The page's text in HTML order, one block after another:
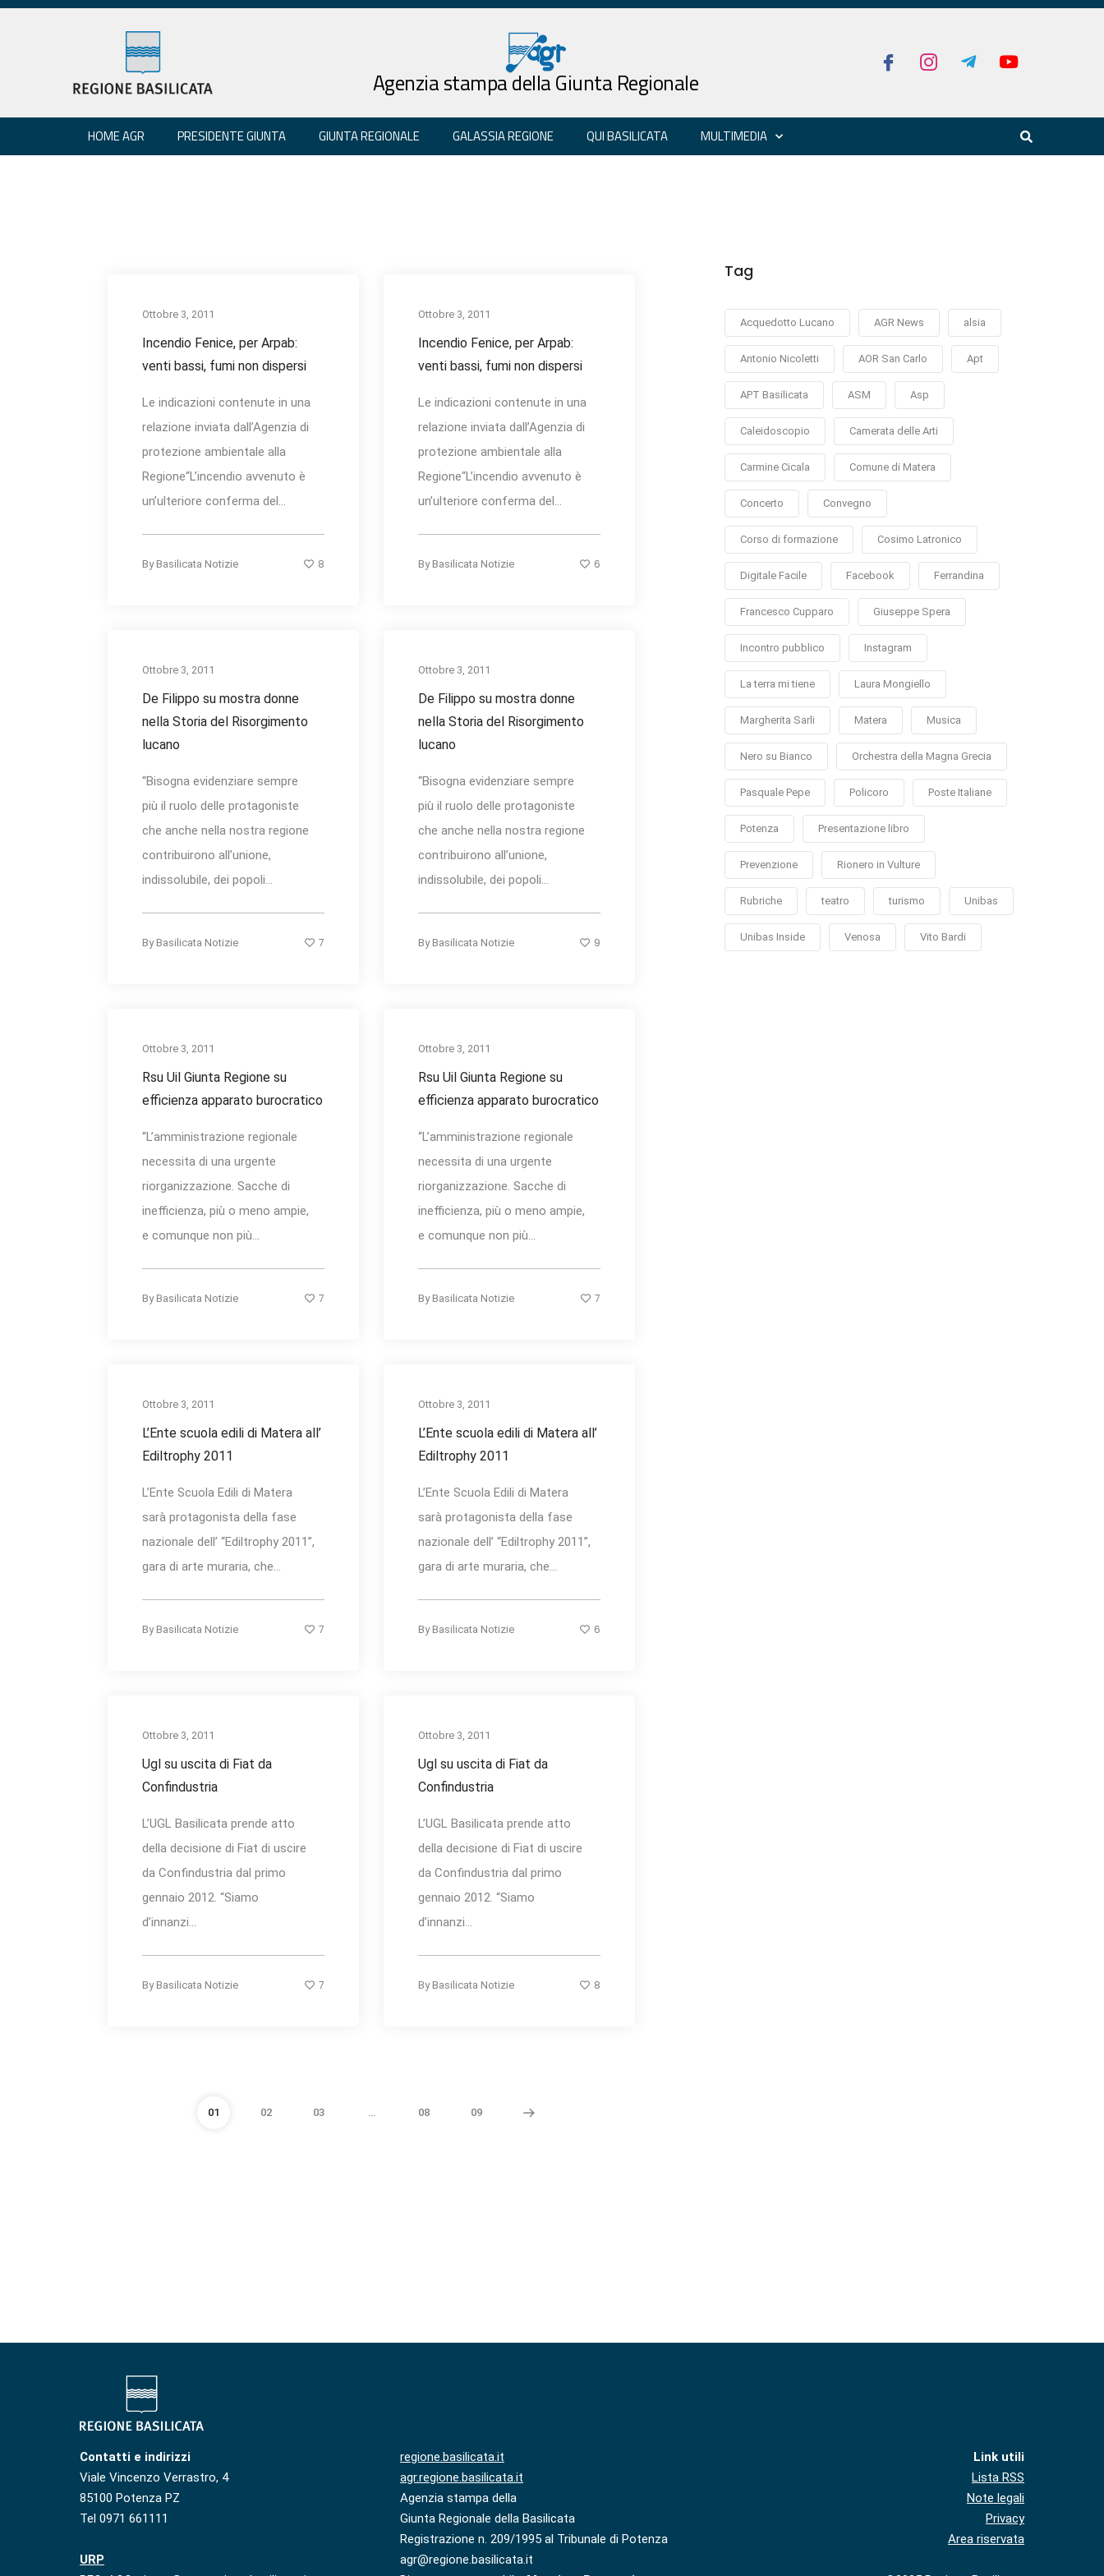
Agenzia stampa della Giunta Regionale
HOME AGR PRESIDENTE GIUNTA GIUNTA REGIONALE GALASSIA REGIONE QUI BASILICATA MULTIMEDIA
Ottobre 3, 2011
Incendio Fenice, per Arpab:
venti bassi, fumi non dispersi
Le indicazioni contenute in una
relazione inviata dall’Agenzia di
protezione ambientale alla
Regione“L’incendio avvenuto è
un’ulteriore conferma del...
By Basilicata Notizie 8
Ottobre 3, 2011
Incendio Fenice, per Arpab:
venti bassi, fumi non dispersi
Le indicazioni contenute in una
relazione inviata dall’Agenzia di
protezione ambientale alla
Regione“L’incendio avvenuto è
un’ulteriore conferma del...
By Basilicata Notizie 6
Ottobre 3, 2011
De Filippo su mostra donne
nella Storia del Risorgimento
lucano
“Bisogna evidenziare sempre
più il ruolo delle protagoniste
che anche nella nostra regione
contribuirono all’unione,
indissolubile, dei popoli...
By Basilicata Notizie 7
Ottobre 3, 2011
De Filippo su mostra donne
nella Storia del Risorgimento
lucano
“Bisogna evidenziare sempre
più il ruolo delle protagoniste
che anche nella nostra regione
contribuirono all’unione,
indissolubile, dei popoli...
By Basilicata Notizie 9
Ottobre 3, 2011
Rsu Uil Giunta Regione su
efficienza apparato burocratico
“L’amministrazione regionale
necessita di una urgente
riorganizzazione. Sacche di
inefficienza, più o meno ampie,
e comunque non più...
By Basilicata Notizie 7
Ottobre 3, 2011
Rsu Uil Giunta Regione su
efficienza apparato burocratico
“L’amministrazione regionale
necessita di una urgente
riorganizzazione. Sacche di
inefficienza, più o meno ampie,
e comunque non più...
By Basilicata Notizie 7
Ottobre 3, 2011
L’Ente scuola edili di Matera all’
Ediltrophy 2011
L’Ente Scuola Edili di Matera
sarà protagonista della fase
nazionale dell’ “Ediltrophy 2011”,
gara di arte muraria, che...
By Basilicata Notizie 7
Ottobre 3, 2011
L’Ente scuola edili di Matera all’
Ediltrophy 2011
L’Ente Scuola Edili di Matera
sarà protagonista della fase
nazionale dell’ “Ediltrophy 2011”,
gara di arte muraria, che...
By Basilicata Notizie 6
Ottobre 3, 2011
Ugl su uscita di Fiat da
Confindustria
L’UGL Basilicata prende atto
della decisione di Fiat di uscire
da Confindustria dal primo
gennaio 2012. “Siamo
d’innanzi...
By Basilicata Notizie 7
Ottobre 3, 2011
Ugl su uscita di Fiat da
Confindustria
L’UGL Basilicata prende atto
della decisione di Fiat di uscire
da Confindustria dal primo
gennaio 2012. “Siamo
d’innanzi...
By Basilicata Notizie 8
01 02 03 08 09
Tag
Acquedotto Lucano AGR News alsia
Antonio Nicoletti AOR San Carlo Apt
APT Basilicata ASM Asp
Caleidoscopio Camerata delle Arti
Carmine Cicala Comune di Matera
Concerto Convegno
Corso di formazione Cosimo Latronico
Digitale Facile Facebook Ferrandina
Francesco Cupparo Giuseppe Spera
Incontro pubblico Instagram
La terra mi tiene Laura Mongiello
Margherita Sarli Matera Musica
Nero su Bianco Orchestra della Magna Grecia
Pasquale Pepe Policoro Poste Italiane
Potenza Presentazione libro
Prevenzione Rionero in Vulture
Rubriche teatro turismo Unibas
Unibas Inside Venosa Vito Bardi
Contatti e indirizzi
Viale Vincenzo Verrastro, 4
85100 Potenza PZ
Tel 0971 661111
URP
regione.basilicata.it
agr.regione.basilicata.it
Agenzia stampa della
Giunta Regionale della Basilicata
Registrazione n. 209/1995 al Tribunale di Potenza
agr@regione.basilicata.it
Link utili
Lista RSS
Note legali
Privacy
Area riservata